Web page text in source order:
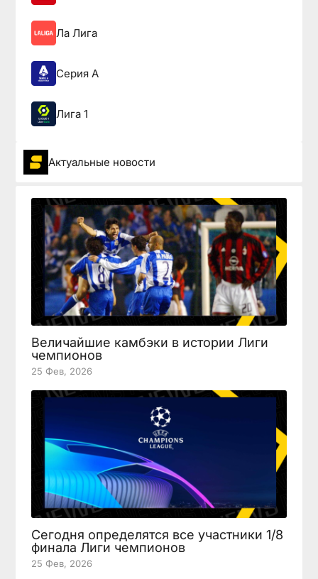
Ла Лига
Серия А
Лига 1
Актуальные новости
Величайшие камбэки в истории Лиги
чемпионов
25 Фев, 2026
Сегодня определятся все участники 1/8
финала Лиги чемпионов
25 Фев, 2026